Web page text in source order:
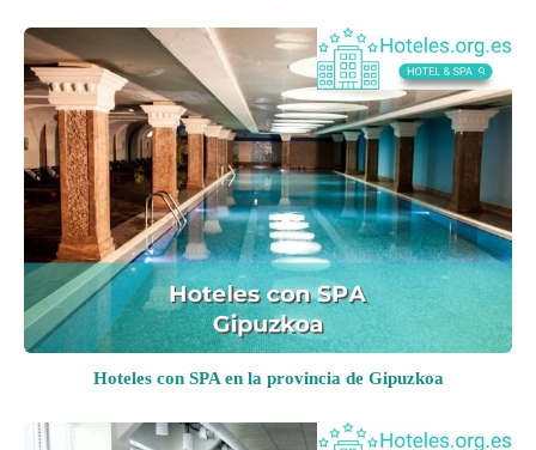
Hoteles con SPA en la provincia de Gipuzkoa